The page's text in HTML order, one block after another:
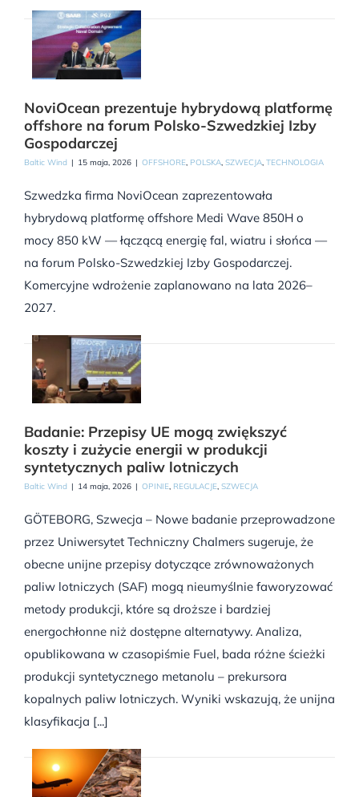
NoviOcean prezentuje hybrydową platformę
offshore na forum Polsko-Szwedzkiej Izby
Gospodarczej
Baltic Wind | 15 maja, 2026 | OFFSHORE POLSKA SZWECJA TECHNOLOGIA
Szwedzka firma NoviOcean zaprezentowała
hybrydową platformę offshore Medi Wave 850H o
mocy 850 kW — łączącą energię fal, wiatru i słońca —
na forum Polsko-Szwedzkiej Izby Gospodarczej.
Komercyjne wdrożenie zaplanowano na lata 2026–
2027.
Badanie: Przepisy UE mogą zwiększyć
koszty i zużycie energii w produkcji
syntetycznych paliw lotniczych
Baltic Wind | 14 maja, 2026 | OPINIE, REGULACJE, SZWECJA
GÖTEBORG, Szwecja – Nowe badanie przeprowadzone
przez Uniwersytet Techniczny Chalmers sugeruje, że
obecne unijne przepisy dotyczące zrównoważonych
paliw lotniczych (SAF) mogą nieumyślnie faworyzować
metody produkcji, które są droższe i bardziej
energochłonne niż dostępne alternatywy. Analiza,
opublikowana w czasopiśmie Fuel, bada różne ścieżki
produkcji syntetycznego metanolu – prekursora
kopalnych paliw lotniczych. Wyniki wskazują, że unijna
klasyfikacja [...]